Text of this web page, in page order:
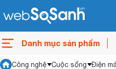
Danh mục sản phẩm
Công nghệ Cuộc sống Điện